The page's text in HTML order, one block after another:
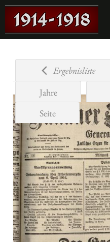
Ergebnisliste
Jahre
Seite